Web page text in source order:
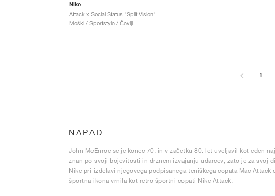
Nike
Attack x Social Status "Split Vision"
Moški / Sportstyle / Čevlji
1
NAPAD
John McEnroe se je konec 70. in v začetku 80. let uveljavil kot eden
znan po svoji bojevitosti in drznem izvajanju udarcev, zato je za svoj
Nike pri izdelavi njegovega podpisanega teniškega copata Mac
športna ikona vrnila kot retro športni copati Nike Attack.